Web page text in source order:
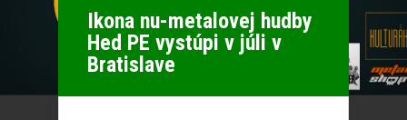
Ikona nu-metalovej hudby
Hed PE vystúpi v júli v
Bratislave